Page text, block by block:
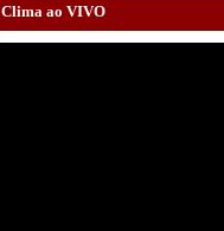
Clima ao VIVO